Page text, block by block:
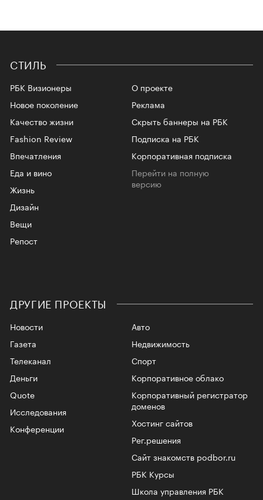
СТИЛЬ
РБК Визионеры
Новое поколение
Качество жизни
Fashion Review
Впечатления
Еда и вино
Жизнь
Дизайн
Вещи
Репост
О проекте
Реклама
Скрыть баннеры на РБК
Подписка на РБК
Корпоративная подписка
Перейти на полную
версию
ДРУГИЕ ПРОЕКТЫ
Новости
Газета
Телеканал
Авто
Недвижимость
Спорт
Корпоративное облако
Корпоративный регистратор
доменов
Хостинг сайтов
Рег.решения
Сайт знакомств podbor.ru
РБК Курсы
Школа управления РБК
Деньги
Quote
Исследования
Конференции